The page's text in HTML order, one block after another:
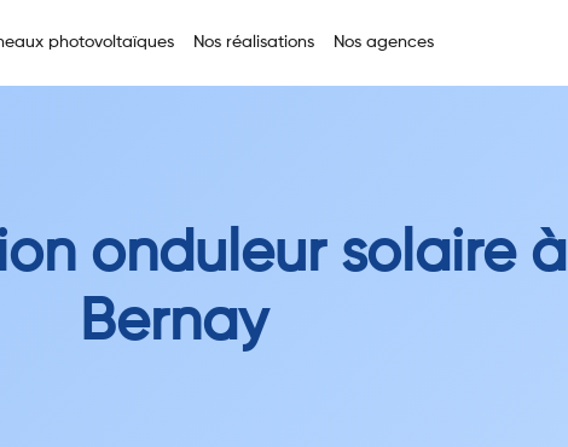
photovoltaïques Nos réalisations Nos agences
onduleur solaire à
Bernay